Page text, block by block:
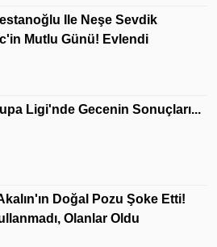
Ile Neşe Sevdik
Mutlu Günü! Evlendi
Ligi'nde Gecenin Sonuçları...
Doğal Pozu Şoke Etti!
Olanlar Oldu